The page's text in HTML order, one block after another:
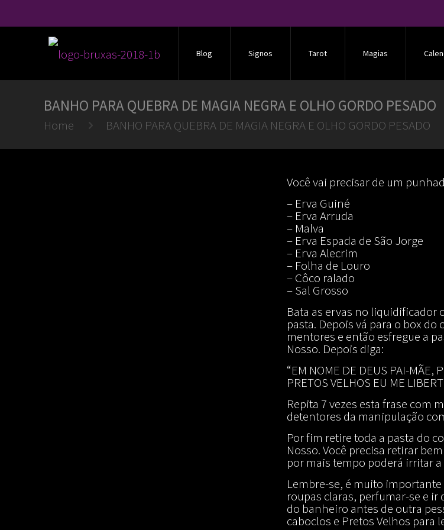
Blog Signos Tarot Magias
BANHO PARA QUEBRA DE MAGIA NEGRA E OLHO GORDO PESADO
Home BANHO PARA QUEBRA DE MAGIA NEGRA E OLHO GORDO PESADO
Você vai precisar de um
– Erva Guiné
– Erva Arruda
– Malva
– Erva Espada de São Jorge
– Erva Alecrim
– Folha de Louro
– Côco ralado
– Sal Grosso
Bata as ervas no liquidificador
pasta. Depois vá para o box
mentores e então esfregue a
Nosso. Depois diga:
“EM NOME DE DEUS PAI-MÃE,
PRETOS VELHOS EU ME
Repita 7 vezes esta frase com
detentores da manipulação
Por fim retire toda a pasta do
Nosso. Você precisa retirar
por mais tempo poderá irritar
Lembre-se, é muito
roupas claras, perfumar-se e
do banheiro antes de outra
caboclos e Pretos Velhos para